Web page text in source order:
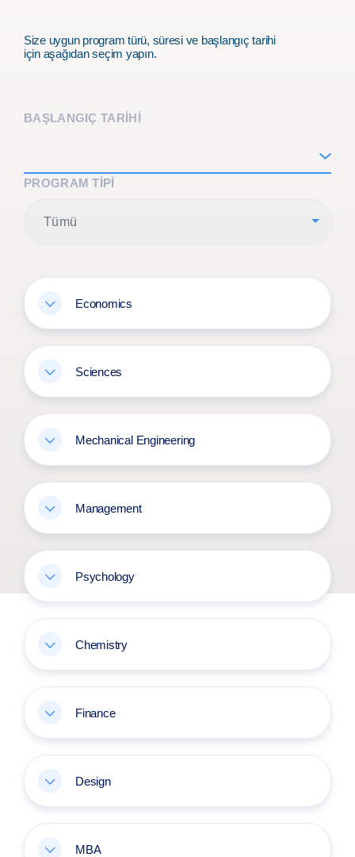
Size uygun program türü, süresi ve başlangıç tarihi
için aşağıdan seçim yapın.
BAŞLANGIÇ TARİHİ
PROGRAM TIPI
Tümü
Economics
Sciences
Mechanical Engineering
Management
Psychology
Chemistry
Finance
Design
MBA